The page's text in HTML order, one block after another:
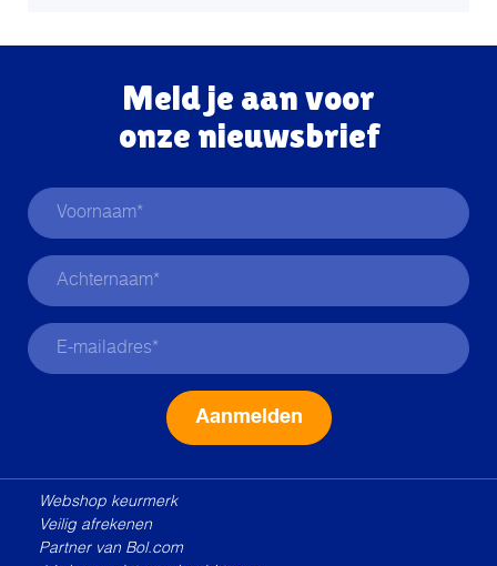
Meld je aan voor
onze nieuwsbrief
Webshop keurmerk
Veilig afrekenen
Partner van Bol.com